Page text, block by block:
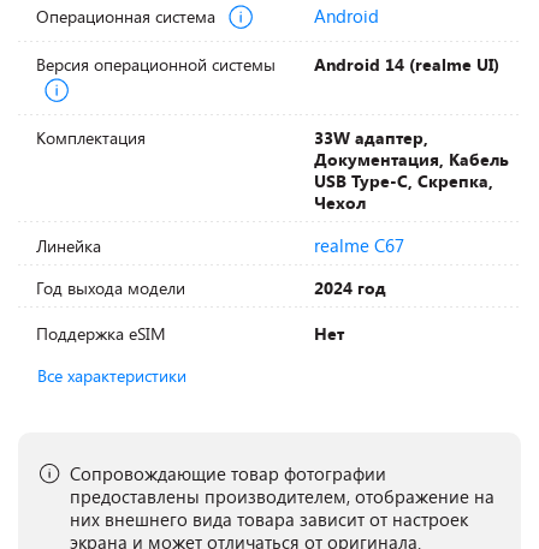
Операционная система Android
Версия операционной системы Android 14 (realme UI)
Комплектация
33W адаптер,
Документация, Кабель
USB Type-C, Скрепка,
Чехол
Линейка
realme C67
Год выхода модели
2024 год
Поддержка eSIM
Нет
Все характеристики
Сопровождающие товар фотографии
предоставлены производителем, отображение на
них внешнего вида товара зависит от настроек
экрана и может отличаться от оригинала.